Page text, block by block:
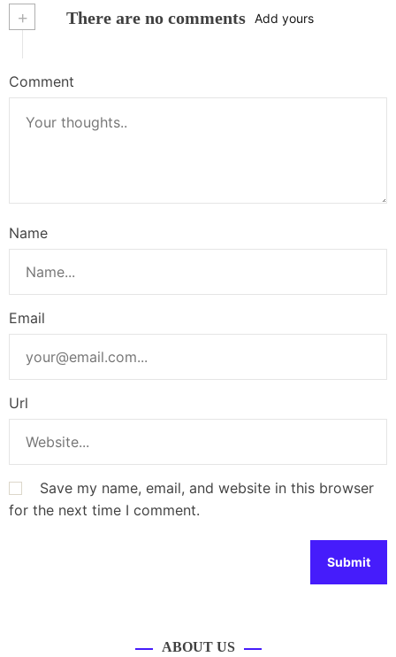
+ There are no comments Add yours
Comment
Name
Email
Url
Save my name, email, and website in this browser
for the next time I comment.
ABOUT US